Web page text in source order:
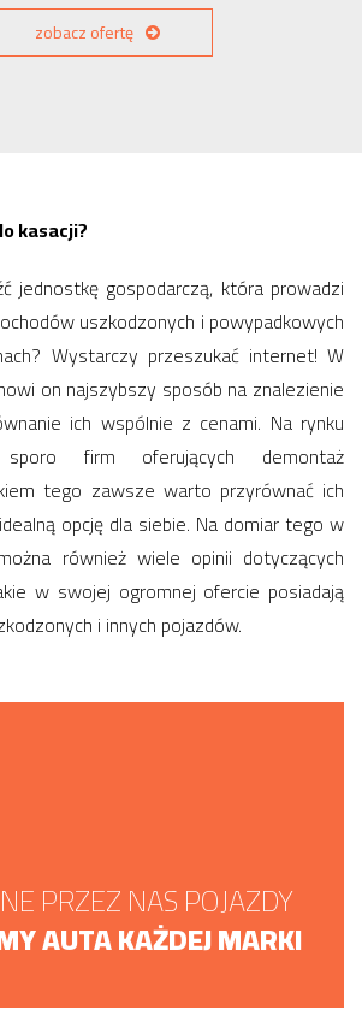
zobacz ofertę
kasacji?
jednostkę gospodarczą, która prowadzi
uszkodzonych i powypadkowych
Wystarczy przeszukać internet! W
on najszybszy sposób na znalezienie
ich wspólnie z cenami. Na rynku
firm oferujących demontaż
tego zawsze warto przyrównać ich
opcję dla siebie. Na domiar tego w
również wiele opinii dotyczących
w swojej ogromnej ofercie posiadają
i innych pojazdów.
PRZEZ NAS POJAZDY
AUTA KAŻDEJ MARKI